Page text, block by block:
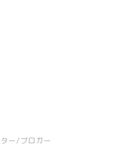
ー/ブロガー